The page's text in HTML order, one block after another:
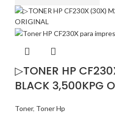
▷TONER HP
BLACK 3,500KPG
Toner, Toner Hp